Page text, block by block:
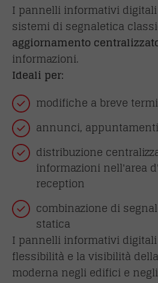
I pannelli informativi
sistemi di segnaletica
aggiornamento
informazioni.
Ideali per:
modifiche a breve
annunci,
distribuzione
informazioni nell'area
reception
combinazione di
statica
I pannelli informativi
flessibilità e la visibilità
moderna negli edifici e